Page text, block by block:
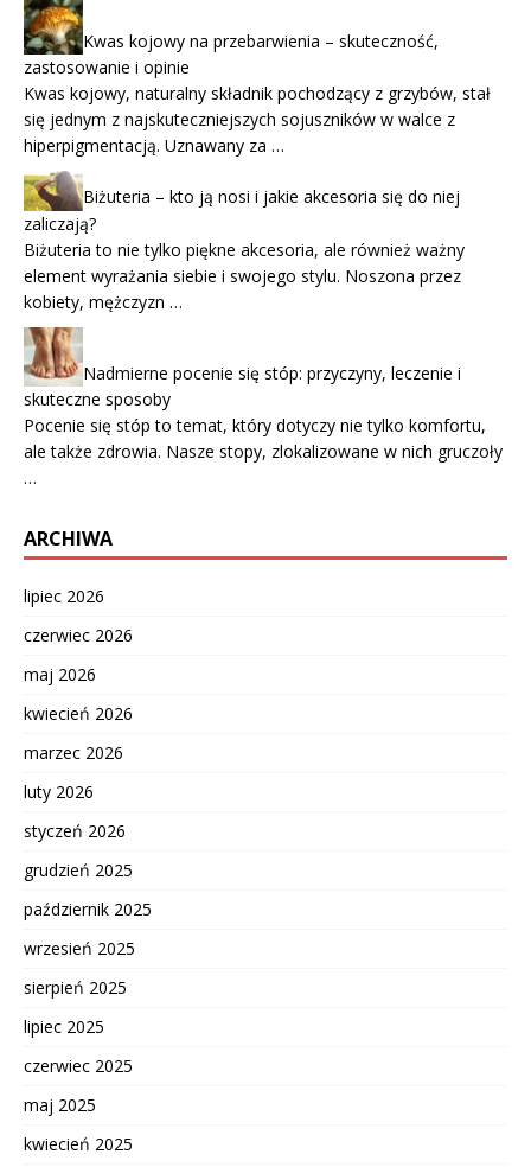
Kwas kojowy na przebarwienia – skuteczność,
zastosowanie i opinie
Kwas kojowy, naturalny składnik pochodzący z grzybów, stał
się jednym z najskuteczniejszych sojuszników w walce z
hiperpigmentacją. Uznawany za …
Biżuteria – kto ją nosi i jakie akcesoria się do niej
zaliczają?
Biżuteria to nie tylko piękne akcesoria, ale również ważny
element wyrażania siebie i swojego stylu. Noszona przez
kobiety, mężczyzn …
Nadmierne pocenie się stóp: przyczyny, leczenie i
skuteczne sposoby
Pocenie się stóp to temat, który dotyczy nie tylko komfortu,
ale także zdrowia. Nasze stopy, zlokalizowane w nich gruczoły
…
ARCHIWA
lipiec 2026
czerwiec 2026
maj 2026
kwiecień 2026
marzec 2026
luty 2026
styczeń 2026
grudzień 2025
październik 2025
wrzesień 2025
sierpień 2025
lipiec 2025
czerwiec 2025
maj 2025
kwiecień 2025